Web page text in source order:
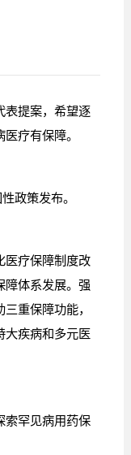
表提案，希望逐
疗有保障。
政策发布。
医疗保障制度改
障体系发展。强
重保障功能，
大疾病和多元医
索罕见病用药保